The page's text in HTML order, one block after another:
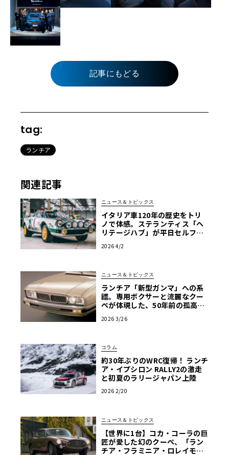
記事にもどる
tag:
ランチア
関連記事
ニュース＆トピックス
イタリア車120年の歴史をトリ
ノで体感。ステランティス「ヘ
リテージハブ」が平日セルフ見
2026 4/2
ニュース＆トピックス
ランチア「新型ガンマ」への系
譜。専用ボクサーと流麗なクー
ペが体現した、50年前の孤高の
2026 3/26
コラム
約30年ぶりのWRC復帰！ ランチ
ア・イプシロン RALLY2の激走
と初夏のラリージャパン上陸
2026 2/20
ニュース＆トピックス
【世界に1台】コカ・コーラの巨
匠が愛した幻のクーペ、「ラン
チア・フラミニア・ロレイモ」